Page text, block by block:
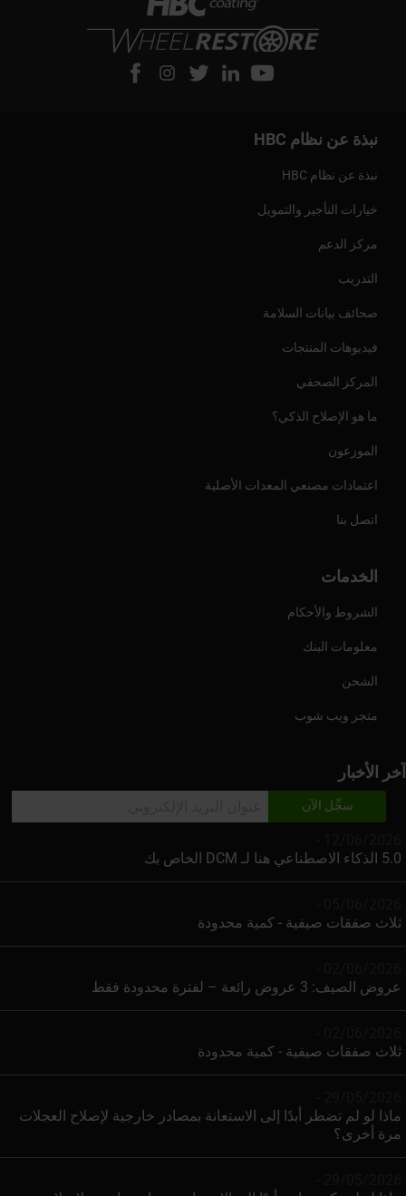
نبذة عن نظام HBC
نبذة عن نظام HBC
خيارات التأجير والتمويل
مركز الدعم
التدريب
صحائف بيانات السلامة
فيديوهات المنتجات
المركز الصحفي
ما هو الإصلاح الذكي؟
الموزعون
اعتمادات مصنعي المعدات الأصلية
اتصل بنا
الخدمات
الشروط والأحكام
معلومات البنك
الشحن
متجر ويب شوب
آخر الأخبار
5.0 الذكاء الاصطناعي هنا لـ DCM الخاص بك
ثلاث صفقات صيفية - كمية محدودة
عروض الصيف: 3 عروض رائعة – لفترة محدودة فقط
ثلاث صفقات صيفية - كمية محدودة
ماذا لو لم تضطر أبدًا إلى الاستعانة بمصادر خارجية لإصلاح العجلات
مرة أخرى؟